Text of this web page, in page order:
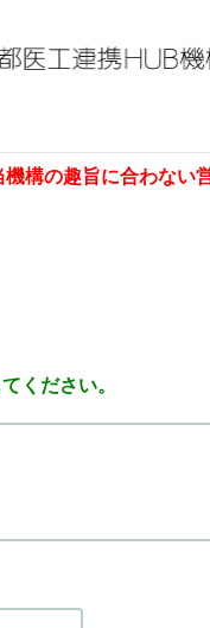
構の趣旨に合わない
てください。